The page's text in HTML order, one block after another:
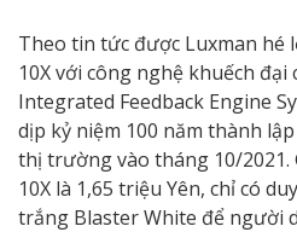
Theo tin tức được Luxman hé
10X với công nghệ khuếch đại
Integrated Feedback Engine
dịp kỷ niệm 100 năm thành
thị trường vào tháng 10/2021.
10X là 1,65 triệu Yên, chỉ có
trắng Blaster White để người